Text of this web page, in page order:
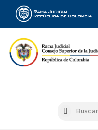
Buscar